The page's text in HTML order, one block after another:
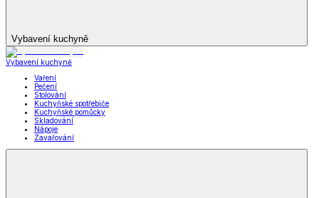
Vybavení kuchyně
Vybavení kuchyně
Vaření
Pečení
Stolování
Kuchyňské spotřebiče
Kuchyňské pomůcky
Skladování
Nápoje
Zavařování